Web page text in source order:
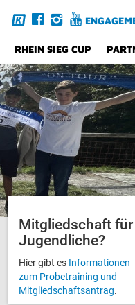
RHEIN SIEG CUP
Mitglied­schaft für
Jugendliche?
Hier gibt es Informationen
zum Probetraining und
Mitgliedschafts­antrag.